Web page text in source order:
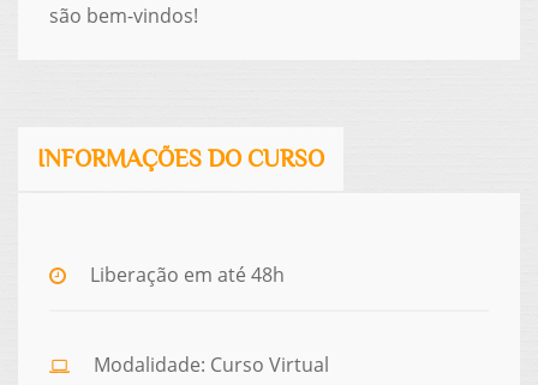
são bem-vindos!
INFORMAÇÕES DO CURSO
Liberação em até 48h
Modalidade: Curso Virtual